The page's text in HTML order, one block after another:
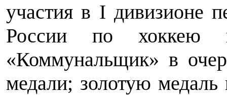
участия в I дивизионе
России по хоккею
«Коммунальщик» в
медали; золотую